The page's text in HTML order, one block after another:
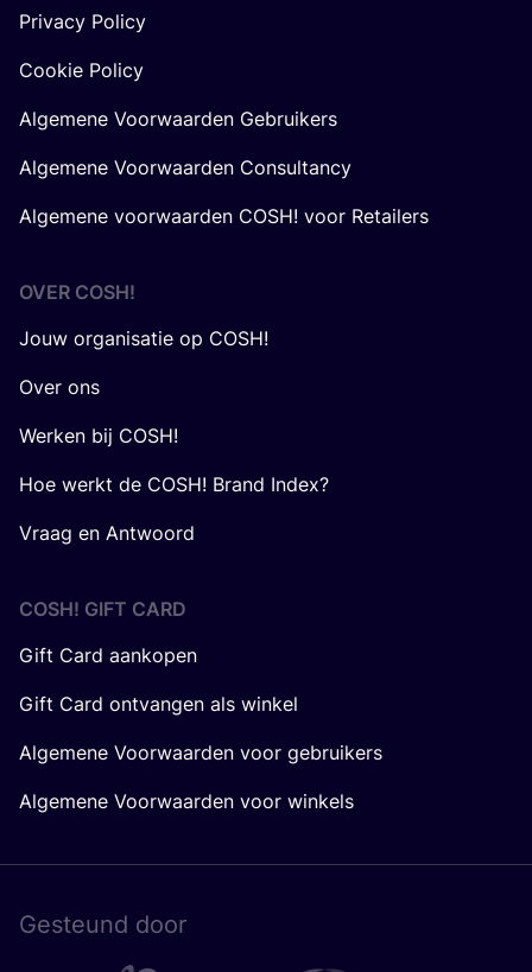
Privacy Policy
Cookie Policy
Algemene Voorwaarden Gebruikers
Algemene Voorwaarden Consultancy
Algemene voorwaarden COSH! voor Retailers
OVER COSH!
Jouw organisatie op COSH!
Over ons
Werken bij COSH!
Hoe werkt de COSH! Brand Index?
Vraag en Antwoord
COSH! GIFT CARD
Gift Card aankopen
Gift Card ontvangen als winkel
Algemene Voorwaarden voor gebruikers
Algemene Voorwaarden voor winkels
Gesteund door